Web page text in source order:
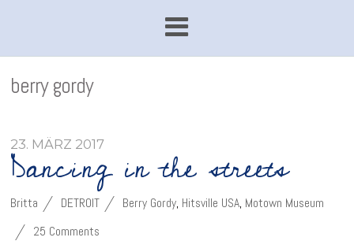
berry gordy
23. MÄRZ 2017
Dancing in the streets
Britta DETROIT Berry Gordy, Hitsville USA, Motown Museum
25 Comments